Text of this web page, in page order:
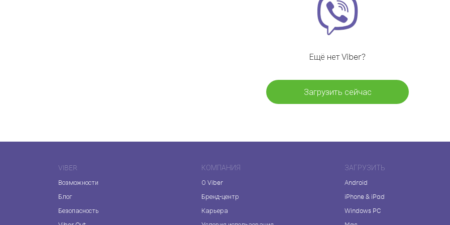
Ещё нет Viber?
Загрузить сейчас
VIBER
Возможности
Блог
Безопасность
КОМПАНИЯ
О Viber
Бренд-центр
Карьера
ЗАГРУЗИТЬ
Android
iPhone & iPad
Windows PC